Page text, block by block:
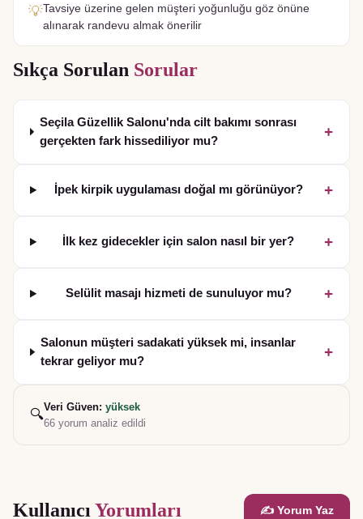
💡Tavsiye üzerine gelen müşteri yoğunluğu göz önüne
alınarak randevu almak önerilir
Sıkça Sorulan Sorular
Seçila Güzellik Salonu'nda cilt bakımı sonrası
gerçekten fark hissediliyor mu?
+
İpek kirpik uygulaması doğal mı görünüyor? +
İlk kez gidecekler için salon nasıl bir yer? +
Selülit masajı hizmeti de sunuluyor mu? +
Salonun müşteri sadakati yüksek mi, insanlar
tekrar geliyor mu?
+
🔍Veri Güven: yüksek
66 yorum analiz edildi
Kullanıcı Yorumları ✍️ Yorum Yaz